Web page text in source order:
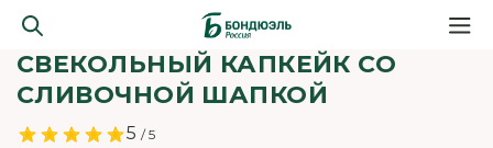
СВЕКОЛЬНЫЙ КАПКЕЙК СО
СЛИВОЧНОЙ ШАПКОЙ
5 / 5